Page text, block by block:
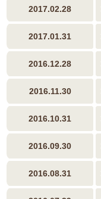
2017.02.28
2017.01.31
2016.12.28
2016.11.30
2016.10.31
2016.09.30
2016.08.31